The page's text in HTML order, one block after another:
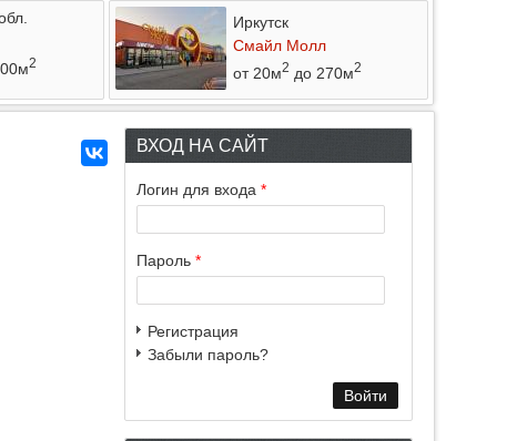
2
Иркутск
Смайл Молл
от 20м2 до 270м2
ВХОД НА САЙТ
Логин для входа *
Пароль *
Регистрация
Забыли пароль?